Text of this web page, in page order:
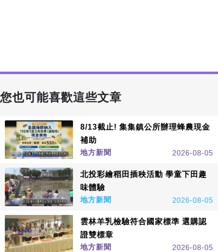
您也可能喜歡這些文章
8/13截止! 集集鎮公所辦理蜂農現金
補助
地方新聞
2026-08-05
北投彩繪稻田插秧活動 學童下田趣
味體驗
地方新聞
2026-08-05
雲林羊乳檢驗符合國家標準 選購認
證雙標章
地方新聞
2026-08-05